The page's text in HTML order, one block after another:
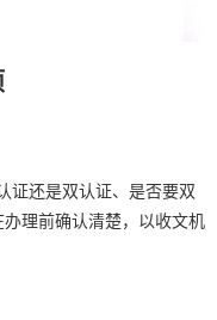
证还是双认证、是否要双
理前确认清楚，以收文机